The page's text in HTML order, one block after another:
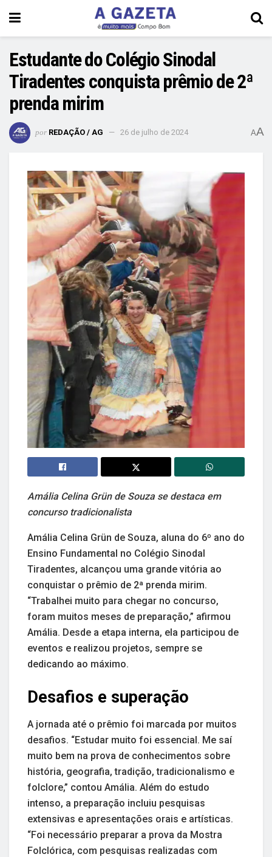
Estudante do Colégio Sinodal
Tiradentes conquista prêmio de 2ª
prenda mirim
por REDAÇÃO / AG 26 de julho de 2024 AA
Amália Celina Grün de Souza se destaca em
concurso tradicionalista
Amália Celina Grün de Souza, aluna do 6º ano do
Ensino Fundamental no Colégio Sinodal
Tiradentes, alcançou uma grande vitória ao
conquistar o prêmio de 2ª prenda mirim.
“Trabalhei muito para chegar no concurso,
foram muitos meses de preparação,” afirmou
Amália. Desde a etapa interna, ela participou de
eventos e realizou projetos, sempre se
dedicando ao máximo.
Desafios e superação
A jornada até o prêmio foi marcada por muitos
desafios. “Estudar muito foi essencial. Me saí
muito bem na prova de conhecimentos sobre
história, geografia, tradição, tradicionalismo e
folclore,” contou Amália. Além do estudo
intenso, a preparação incluiu pesquisas
extensivas e apresentações orais e artísticas.
“Foi necessário preparar a prova da Mostra
Folclórica, com pesquisas realizadas com